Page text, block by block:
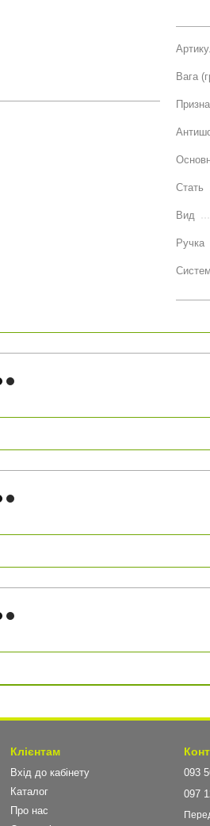
Вага
Стать
Вид
Ручка
Клієнтам
Вхід до кабінету
Каталог
Про нас
093
097